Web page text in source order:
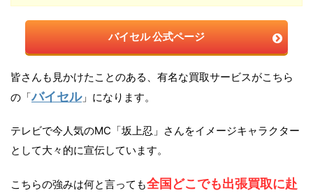
バイセル 公式ページ
皆さんも見かけたことのある、有名な買取サービスがこちら
の「バイセル」になります。
テレビで今人気のMC「坂上忍」さんをイメージキャラクター
として大々的に宣伝しています。
こちらの強みは何と言っても全国どこでも出張買取に赴